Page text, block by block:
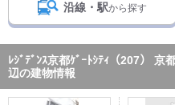
沿線・駅から探す
ﾚｼﾞﾃﾞﾝｽ京都ｹﾞｰﾄｼﾃｨ（207）
辺の建物情報